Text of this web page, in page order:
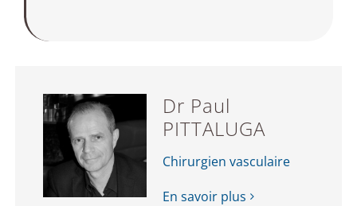
Dr Paul
PITTALUGA
Chirurgien vasculaire
En savoir plus